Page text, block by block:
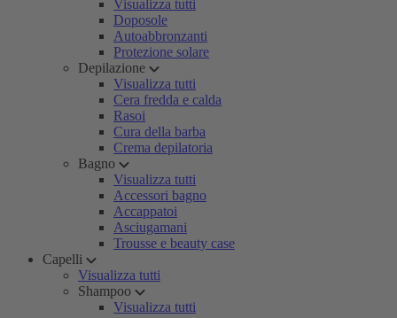
Visualizza tutti
Doposole
Autoabbronzanti
Protezione solare
Depilazione
Visualizza tutti
Cera fredda e calda
Rasoi
Cura della barba
Crema depilatoria
Bagno
Visualizza tutti
Accessori bagno
Accappatoi
Asciugamani
Trousse e beauty case
Capelli
Visualizza tutti
Shampoo
Visualizza tutti